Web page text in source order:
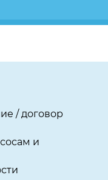
/ договор
и